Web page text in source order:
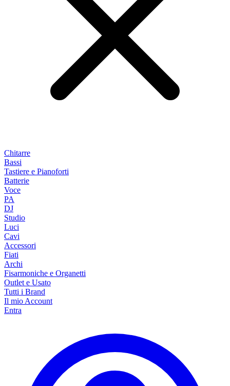
Chitarre
Bassi
Tastiere e Pianoforti
Batterie
Voce
PA
DJ
Studio
Luci
Cavi
Accessori
Fiati
Archi
Fisarmoniche e Organetti
Outlet e Usato
Tutti i Brand
Il mio Account
Entra